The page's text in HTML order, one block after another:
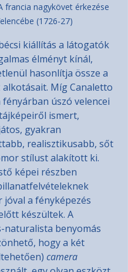
francia nagykövet érkezése
(1726-27)
kiállítás a látogatók
élményt kínál,
hasonlítja össze a
alkotásait. Míg Canaletto
úszó velencei
ismert,
gyakran
realisztikusabb, sőt
stílust alakított ki.
képei részben
a fényképezés
készültek. A
naturalista benyomás
hogy a két
camera